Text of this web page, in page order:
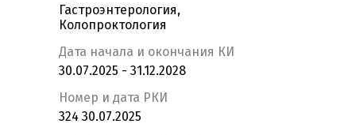
Гастроэнтерология,
Колопроктология
Дата начала и окончания КИ
30.07.2025 - 31.12.2028
Номер и дата РКИ
324 30.07.2025